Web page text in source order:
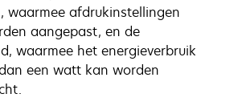
waarmee afdrukinstellingen
aangepast, en de
waarmee het energieverbruik
een watt kan worden